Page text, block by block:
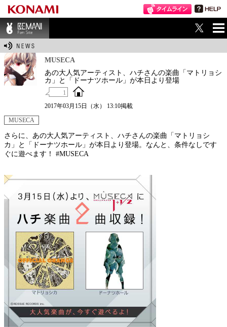
BEMANI Fan Sit
MUSECA
あの大人気アーティスト、ハチさんの楽曲「マトリョシ
カ」と「ドーナツホール」が本日より登場
1
2017年03月15日（水） 13:10掲載
MUSECA
さらに、あの大人気アーティスト、ハチさんの楽曲「マトリョシ
カ」と「ドーナツホール」が本日より登場。なんと、条件なしです
ぐに遊べます！ #MUSECA